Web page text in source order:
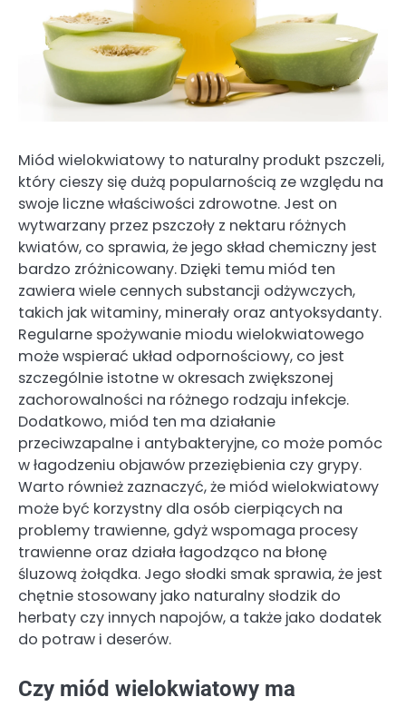
Miód wielokwiatowy to naturalny produkt pszczeli,
który cieszy się dużą popularnością ze względu na
swoje liczne właściwości zdrowotne. Jest on
wytwarzany przez pszczoły z nektaru różnych
kwiatów, co sprawia, że jego skład chemiczny jest
bardzo zróżnicowany. Dzięki temu miód ten
zawiera wiele cennych substancji odżywczych,
takich jak witaminy, minerały oraz antyoksydanty.
Regularne spożywanie miodu wielokwiatowego
może wspierać układ odpornościowy, co jest
szczególnie istotne w okresach zwiększonej
zachorowalności na różnego rodzaju infekcje.
Dodatkowo, miód ten ma działanie
przeciwzapalne i antybakteryjne, co może pomóc
w łagodzeniu objawów przeziębienia czy grypy.
Warto również zaznaczyć, że miód wielokwiatowy
może być korzystny dla osób cierpiących na
problemy trawienne, gdyż wspomaga procesy
trawienne oraz działa łagodząco na błonę
śluzową żołądka. Jego słodki smak sprawia, że jest
chętnie stosowany jako naturalny słodzik do
herbaty czy innych napojów, a także jako dodatek
do potraw i deserów.
Czy miód wielokwiatowy ma